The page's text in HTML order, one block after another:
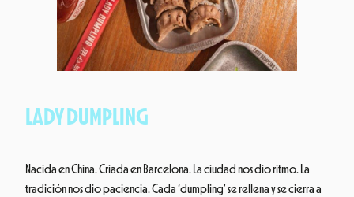
LADY DUMPLING
Nacida en China. Criada en Barcelona. La ciudad nos dio ritmo. La
tradición nos dio paciencia. Cada ‘dumpling’ se rellena y se cierra a